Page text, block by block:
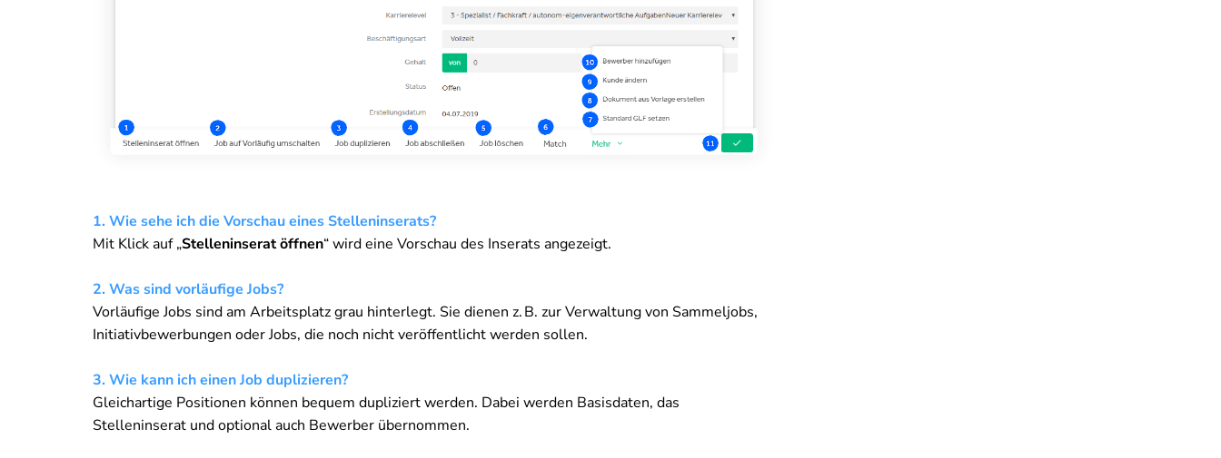
1. Wie sehe ich die Vorschau eines Stelleninserats?
Mit Klick auf „Stelleninserat öffnen“ wird eine Vorschau des Inserats angezeigt.
2. Was sind vorläufige Jobs?
Vorläufige Jobs sind am Arbeitsplatz grau hinterlegt. Sie dienen z. B. zur Verwaltung von Sammeljobs,
Initiativbewerbungen oder Jobs, die noch nicht veröffentlicht werden sollen.
3. Wie kann ich einen Job duplizieren?
Gleichartige Positionen können bequem dupliziert werden. Dabei werden Basisdaten, das
Stelleninserat und optional auch Bewerber übernommen.